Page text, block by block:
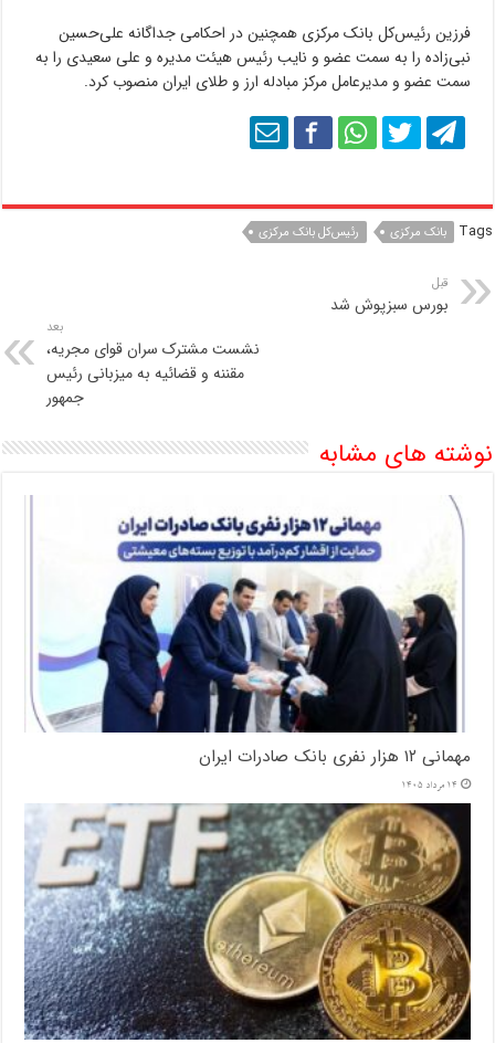
فرزین رئیس‌کل بانک مرکزی همچنین در احکامی جداگانه علی‌حسین
نبی‌زاده را به سمت عضو و نایب رئیس هیئت مدیره و علی سعیدی را به
سمت عضو و مدیرعامل مرکز مبادله ارز و طلای ایران منصوب کرد.
Tags بانک مرکزی رئیس‌کل بانک مرکزی
قبل
بورس سبزپوش شد
بعد
نشست مشترک سران قوای مجریه،
مقننه و قضائیه به میزبانی رئیس
جمهور
نوشته های مشابه
مهمانی ۱۲ هزار نفری بانک صادرات ایران
14 مرداد 1405